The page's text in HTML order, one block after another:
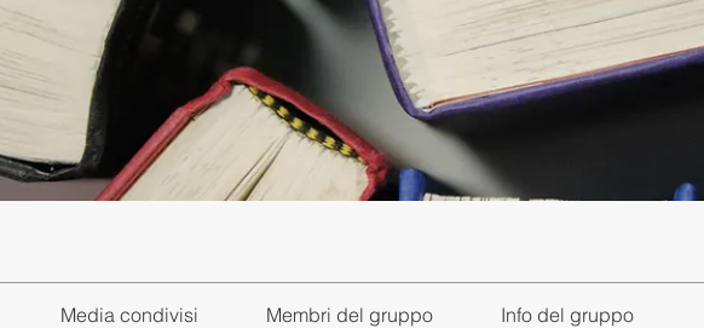
Media condivisi Membri del gruppo Info del gruppo